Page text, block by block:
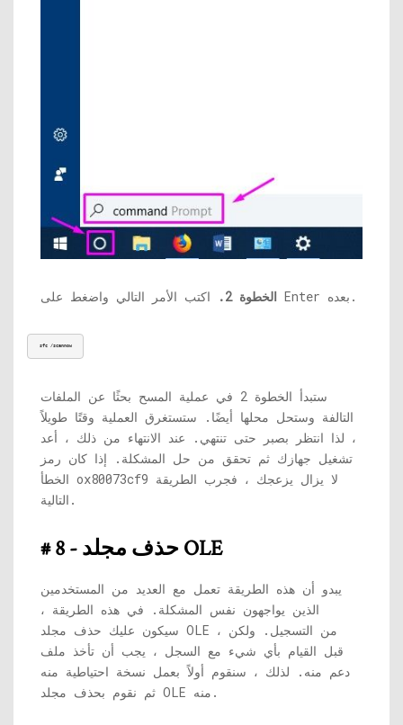
الخطوة 2. اكتب الأمر التالي واضغط على Enter بعده.
sfc /scannow
ستبدأ الخطوة 2 في عملية المسح بحثًا عن الملفات
التالفة وستحل محلها أيضًا. ستستغرق العملية وقتًا طويلاً
، لذا انتظر بصبر حتى تنتهي. عند الانتهاء من ذلك ، أعد
تشغيل جهازك ثم تحقق من حل المشكلة. إذا كان رمز
الخطأ ox80073cf9 لا يزال يزعجك ، فجرب الطريقة
التالية.
# 8 - حذف مجلد OLE
يبدو أن هذه الطريقة تعمل مع العديد من المستخدمين
الذين يواجهون نفس المشكلة. في هذه الطريقة ،
سيكون عليك حذف مجلد OLE من التسجيل. ولكن ،
قبل القيام بأي شيء مع السجل ، يجب أن تأخذ ملف
دعم منه. لذلك ، سنقوم أولاً بعمل نسخة احتياطية منه
ثم نقوم بحذف مجلد OLE منه.